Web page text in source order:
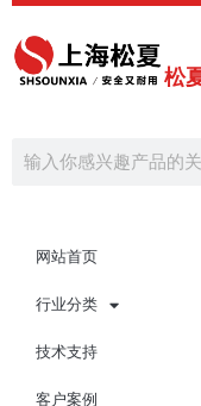
跳
内
松
网站首页
行业分类
技术支持
客户案例